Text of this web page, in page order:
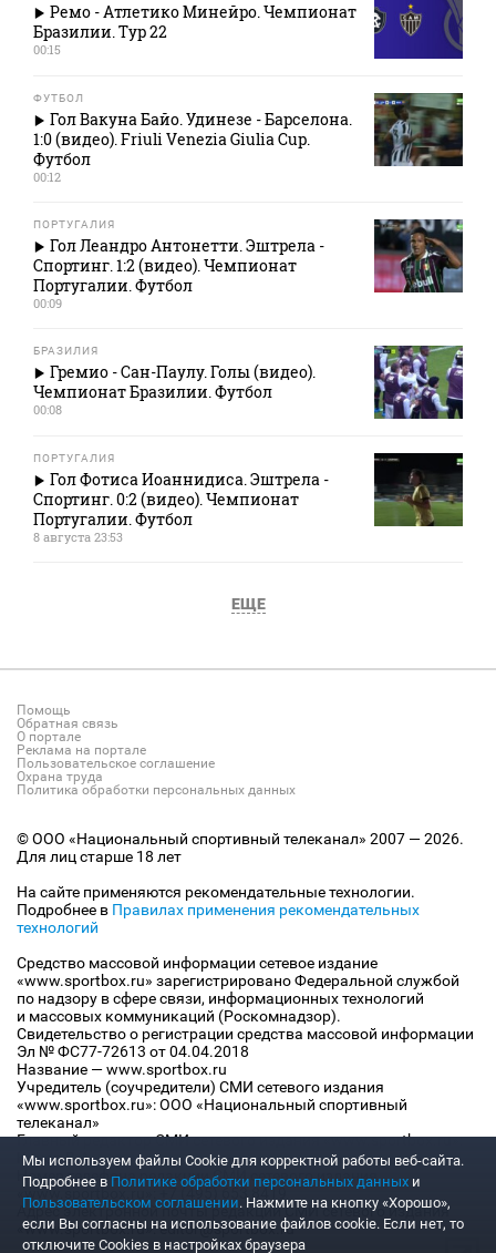
Ремо - Атлетико Минейро. Чемпионат
Бразилии. Тур 22
00:15
ФУТБОЛ
Гол Вакуна Байо. Удинезе - Барселона.
1:0 (видео). Friuli Venezia Giulia Cup.
Футбол
00:12
ПОРТУГАЛИЯ
Гол Леандро Антонетти. Эштрела -
Спортинг. 1:2 (видео). Чемпионат
Португалии. Футбол
00:09
БРАЗИЛИЯ
Гремио - Сан-Паулу. Голы (видео).
Чемпионат Бразилии. Футбол
00:08
ПОРТУГАЛИЯ
Гол Фотиса Иоаннидиса. Эштрела -
Спортинг. 0:2 (видео). Чемпионат
Португалии. Футбол
8 августа 23:53
ЕЩЕ
Помощь
Обратная связь
О портале
Реклама на портале
Пользовательское соглашение
Охрана труда
Политика обработки персональных данных
© ООО «Национальный спортивный телеканал» 2007 — 2026.
Для лиц старше 18 лет
На сайте применяются рекомендательные технологии.
Подробнее в Правилах применения рекомендательных
технологий
Средство массовой информации сетевое издание
«www.sportbox.ru» зарегистрировано Федеральной службой
по надзору в сфере связи, информационных технологий
и массовых коммуникаций (Роскомнадзор).
Свидетельство о регистрации средства массовой информации
Эл № ФС77-72613 от 04.04.2018
Название — www.sportbox.ru
Учредитель (соучредители) СМИ сетевого издания
«www.sportbox.ru»: ООО «Национальный спортивный
телеканал»
Главный редактор СМИ сетевого издания «www.sportbox.ru»:
Конов В.А.
Номер телефона редакции СМИ сетевого издания
«www.sportbox.ru»: +7 (495) 653 8419
Адрес электронной почты редакции СМИ сетевого издания
«www.sportbox.ru»: editor@sportbox.ru
Мы используем файлы Сookie для корректной работы веб-сайта.
Подробнее в Политике обработки персональных данных и
Пользовательском соглашении. Нажмите на кнопку «Хорошо»,
если Вы согласны на использование файлов cookie. Если нет, то
отключите Cookies в настройках браузера